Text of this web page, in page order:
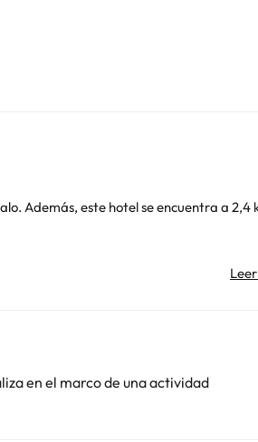
km
en el marco de una actividad